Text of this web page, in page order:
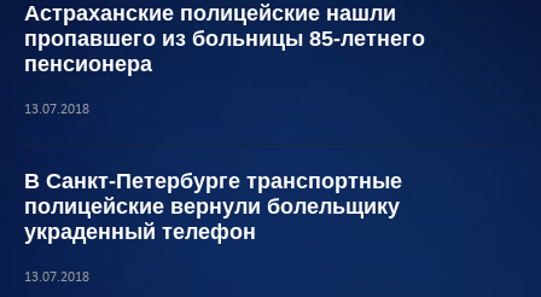
Астраханские полицейские нашли
пропавшего из больницы 85-летнего
пенсионера
13.07.2018
В Санкт-Петербурге транспортные
полицейские вернули болельщику
украденный телефон
13.07.2018